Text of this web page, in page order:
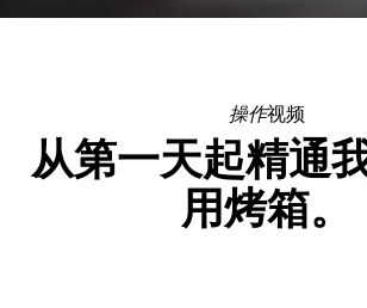
操作视频
从第一天起精通
用烤箱。